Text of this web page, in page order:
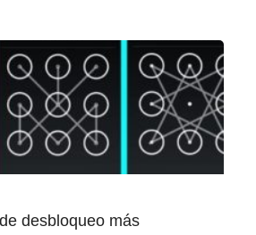
desbloqueo más